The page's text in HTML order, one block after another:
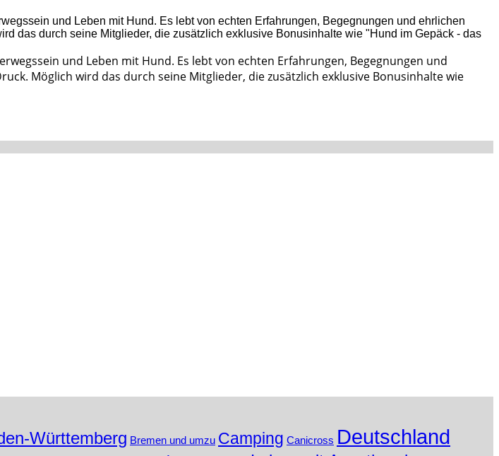
und Leben mit Hund. Es lebt von echten Erfahrungen, Begegnungen und
Möglich wird das durch seine Mitglieder, die zusätzlich exklusive Bonusinhalte wie
Württemberg Bremen und umzu Camping Canicross Deutschland